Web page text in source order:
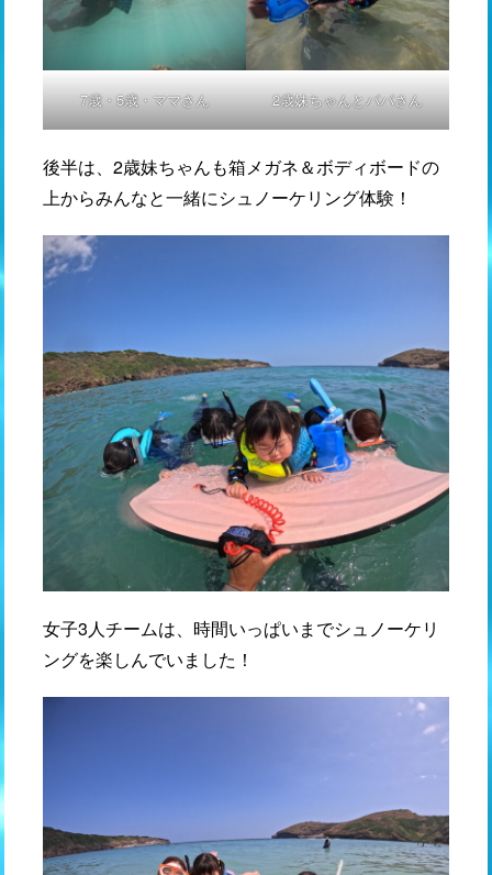
7歳・5歳・ママさん 2歳妹ちゃんとパパさん
後半は、2歳妹ちゃんも箱メガネ＆ボディボードの
上からみんなと一緒にシュノーケリング体験！
女子3人チームは、時間いっぱいまでシュノーケリ
ングを楽しんでいました！